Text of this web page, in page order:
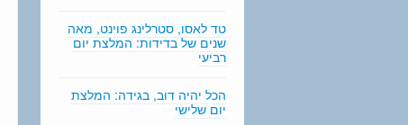
טד לאסו, סטרלינג פוינט, מאה
שנים של בדידות: המלצת יום
רביעי
הכל יהיה דוב, בגידה: המלצת
יום שלישי